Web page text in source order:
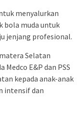
menyalurkan
bola muda untuk
jenjang profesional.
Selatan
E&P dan PSS
kepada anak-anak
intensif dan